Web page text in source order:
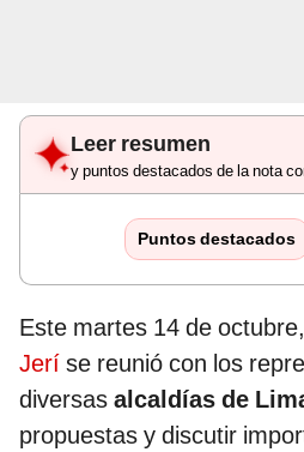
Leer resumen
y puntos destacados de la nota
Puntos destacados
Este martes 14 de
Jerí se reunió con los
diversas alcaldías de
propuestas y discutir